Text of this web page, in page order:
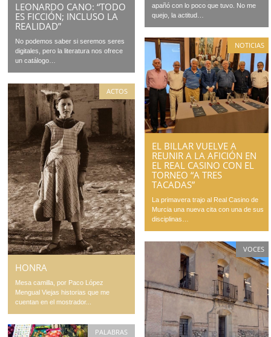
apañó con lo poco que tuvo. No me
quejo, la actitud…
LEONARDO CANO: “TODO
ES FICCIÓN; INCLUSO LA
REALIDAD”
No podemos saber si seremos seres
digitales, pero la literatura nos ofrece
un catálogo…
NOTICIAS
EL BILLAR VUELVE A
REUNIR A LA AFICIÓN EN
EL REAL CASINO CON EL
TORNEO “A TRES
TACADAS”
La primavera trajo al Real Casino de
Murcia una nueva cita con una de sus
disciplinas…
ACTOS
HONRA
Mesa camilla, por Paco López
Mengual Viejas historias que me
cuentan en el mostrador...
VOCES
PALABRAS